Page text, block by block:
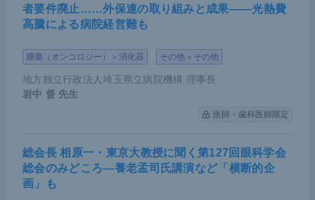
者要件廃止……外保連の取り組みと成果――光熱費
高騰による病院経営難も
腫瘍（オンコロジー）＞消化器 その他＞その他
地方独立行政法人埼玉県立病院機構 理事長
岩中 督 先生
医師・歯科医師限定
総会長 相原一・東京大教授に聞く第127回眼科学会
総会のみどころ―養老孟司氏講演など「横断的企
画」も